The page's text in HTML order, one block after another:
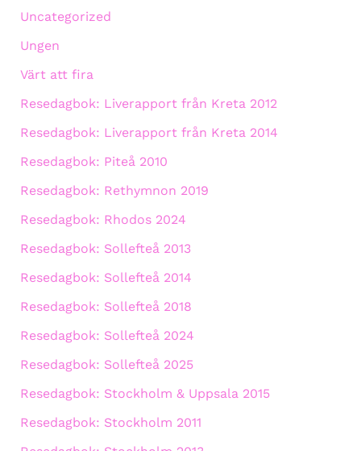
Uncategorized
Ungen
Värt att fira
Resedagbok: Liverapport från Kreta 2012
Resedagbok: Liverapport från Kreta 2014
Resedagbok: Piteå 2010
Resedagbok: Rethymnon 2019
Resedagbok: Rhodos 2024
Resedagbok: Sollefteå 2013
Resedagbok: Sollefteå 2014
Resedagbok: Sollefteå 2018
Resedagbok: Sollefteå 2024
Resedagbok: Sollefteå 2025
Resedagbok: Stockholm & Uppsala 2015
Resedagbok: Stockholm 2011